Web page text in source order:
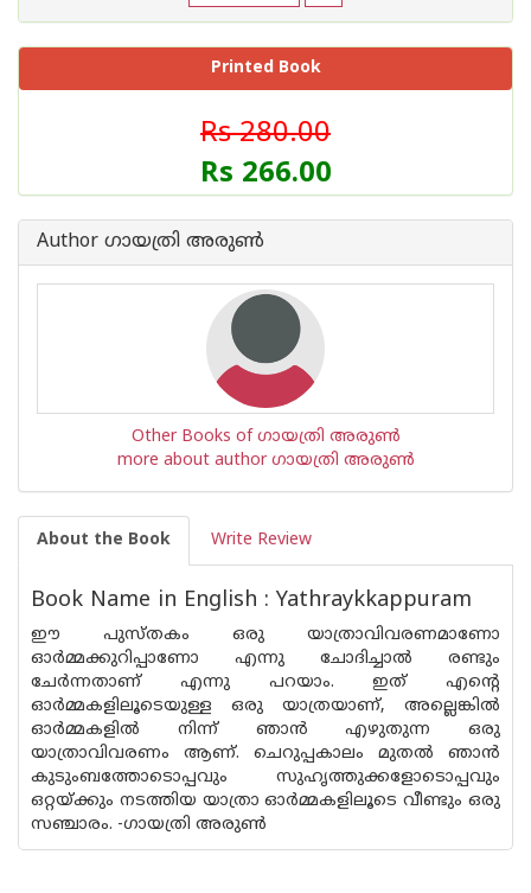
Printed Book
Rs 280.00
Rs 266.00
Author ഗായത്രി അരുണ്‍
Other Books of ഗായത്രി അരുണ്‍
more about author ഗായത്രി അരുണ്‍
About the Book Write Review
Book Name in English : Yathraykkappuram
ഈ പുസ്തകം ഒരു യാത്രാവിവരണമാണോ
ഓർമ്മക്കുറിപ്പാണോ എന്നു ചോദിച്ചാൽ രണ്ടും
ചേർന്നതാണ് എന്നു പറയാം. ഇത് എന്റെ
ഓർമ്മകളിലൂടെയുള്ള ഒരു യാത്രയാണ്, അല്ലെങ്കിൽ
ഓർമ്മകളിൽ നിന്ന് ഞാൻ എഴുതുന്ന ഒരു
യാത്രാവിവരണം ആണ്. ചെറുപ്പകാലം മുതൽ ഞാൻ
കുടുംബത്തോടൊപ്പവും സുഹൃത്തുക്കളോടൊപ്പവും
ഒറ്റയ്ക്കും നടത്തിയ യാത്രാ ഓർമ്മകളിലൂടെ വീണ്ടും ഒരു
സഞ്ചാരം. -ഗായത്രി അരുൺ